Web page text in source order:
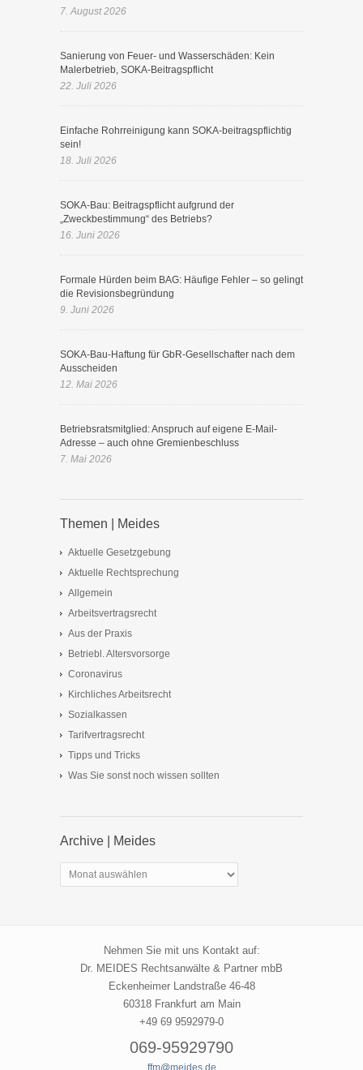
7. August 2026
Sanierung von Feuer- und Wasserschäden: Kein
Malerbetrieb, SOKA-Beitragspflicht
22. Juli 2026
Einfache Rohrreinigung kann SOKA-beitragspflichtig
sein!
18. Juli 2026
SOKA-Bau: Beitragspflicht aufgrund der
„Zweckbestimmung“ des Betriebs?
16. Juni 2026
Formale Hürden beim BAG: Häufige Fehler – so gelingt
die Revisionsbegründung
9. Juni 2026
SOKA-Bau-Haftung für GbR-Gesellschafter nach dem
Ausscheiden
12. Mai 2026
Betriebsratsmitglied: Anspruch auf eigene E-Mail-
Adresse – auch ohne Gremienbeschluss
7. Mai 2026
Themen | Meides
Aktuelle Gesetzgebung
Aktuelle Rechtsprechung
Allgemein
Arbeitsvertragsrecht
Aus der Praxis
Betriebl. Altersvorsorge
Coronavirus
Kirchliches Arbeitsrecht
Sozialkassen
Tarifvertragsrecht
Tipps und Tricks
Was Sie sonst noch wissen sollten
Archive | Meides
Archive
|
Nehmen Sie mit uns Kontakt auf:
Dr. MEIDES Rechtsanwälte & Partner mbB
Eckenheimer Landstraße 46-48
60318 Frankfurt am Main
+49 69 9592979-0
069-95929790
ffm@meides.de